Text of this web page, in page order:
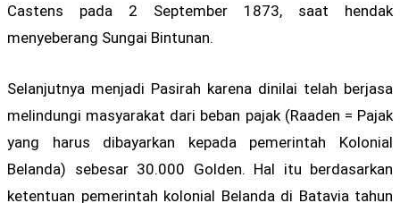
Castens pada 2 September 1873, saat hendak
menyeberang Sungai Bintunan.
Selanjutnya menjadi Pasirah karena dinilai telah berjasa
melindungi masyarakat dari beban pajak (Raaden = Pajak
yang harus dibayarkan kepada pemerintah Kolonial
Belanda) sebesar 30.000 Golden. Hal itu berdasarkan
ketentuan pemerintah kolonial Belanda di Batavia tahun